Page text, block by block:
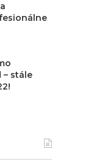
– stále